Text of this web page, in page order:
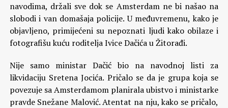
navodima, držali sve dok se Amsterdam ne bi našao na
slobodi i van domašaja policije. U međuvremenu, kako je
objavljeno, primijećeni su nepoznati ljudi kako obilaze i
fotografišu kuću roditelja Ivice Dačića u Žitorađi.
Nije samo ministar Dačić bio na navodnoj listi za
likvidaciju Sretena Jocića. Pričalo se da je grupa koja se
povezuje sa Amsterdamom planirala ubistvo i ministarke
pravde Snežane Malović. Atentat na nju, kako se pričalo,